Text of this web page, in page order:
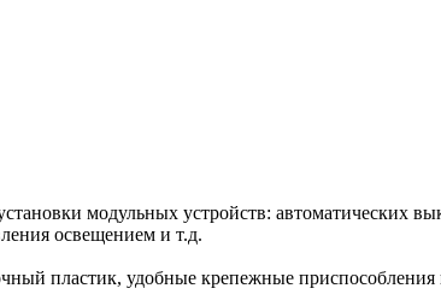
модульных устройств: автоматических
освещением и т.д.
пластик, удобные крепежные